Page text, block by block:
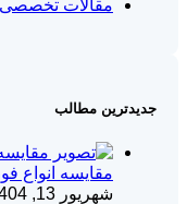
مقالات تخصصی
جدیدترین مطالب
مقایسه انواع
شهریور 13, 1404